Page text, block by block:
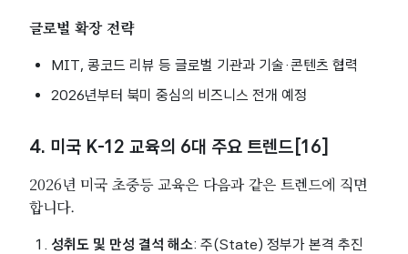
글로벌 확장 전략
MIT, 콩코드 리뷰 등 글로벌 기관과 기술·콘텐츠 협력
2026년부터 북미 중심의 비즈니스 전개 예정
4. 미국 K-12 교육의 6대 주요 트렌드[16]
2026년 미국 초중등 교육은 다음과 같은 트렌드에 직면
합니다.
성취도 및 만성 결석 해소: 주(State) 정부가 본격 추진